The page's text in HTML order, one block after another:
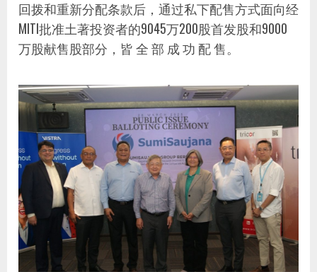
回拨和重新分配条款后，通过私下配售方式面向经
MITI批准土著投资者的9045万200股首发股和9000
万股献售股部分，皆 全 部 成 功 配 售。